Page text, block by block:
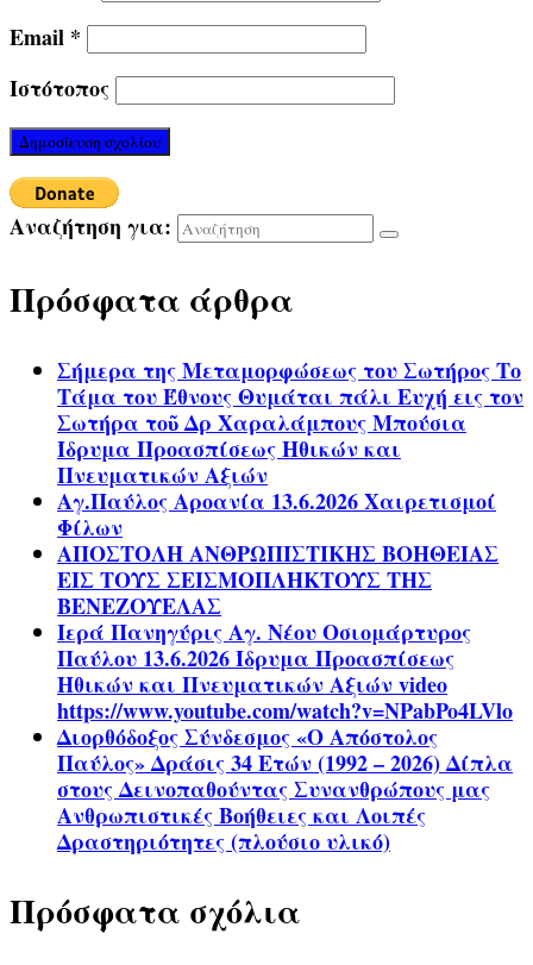
Email *
Ιστότοπος
Αναζήτηση για:
Πρόσφατα άρθρα
Σήμερα της Μεταμορφώσεως του Σωτήρος Το
Τάμα του Έθνους Θυμάται πάλι Ευχή εις τον
Σωτήρα τοῦ Δρ Χαραλάμπους Μπούσια
Ίδρυμα Προασπίσεως Ηθικών και
Πνευματικών Αξιών
Αγ.Παύλος Αροανία 13.6.2026 Χαιρετισμοί
Φίλων
ΑΠΟΣΤΟΛΗ ΑΝΘΡΩΠΙΣΤΙΚΗΣ ΒΟΗΘΕΙΑΣ
ΕΙΣ ΤΟΥΣ ΣΕΙΣΜΟΠΛΗΚΤΟΥΣ ΤΗΣ
ΒΕΝΕΖΟΥΕΛΑΣ
Ιερά Πανηγύρις Αγ. Νέου Οσιομάρτυρος
Παύλου 13.6.2026 Ίδρυμα Προασπίσεως
Ηθικών και Πνευματικών Αξιών video
https://www.youtube.com/watch?v=NPabPo4LVlo
Διορθόδοξος Σύνδεσμος «Ο Απόστολος
Παύλος» Δράσις 34 Ετών (1992 – 2026) Δίπλα
στους Δεινοπαθούντας Συνανθρώπους μας
Ανθρωπιστικές Βοήθειες και Λοιπές
Δραστηριότητες (πλούσιο υλικό)
Πρόσφατα σχόλια